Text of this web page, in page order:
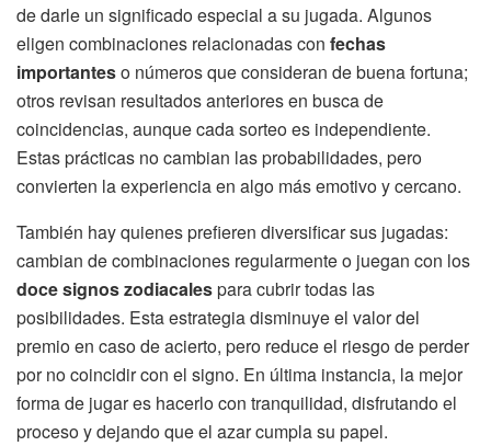
de darle un significado especial a su jugada. Algunos
eligen combinaciones relacionadas con fechas
importanteso números que consideran de buena fortuna;
otros revisan resultados anteriores en busca de
coincidencias, aunque cada sorteo es independiente.
Estas prácticas no cambian las probabilidades, pero
convierten la experiencia en algo más emotivo y cercano.
También hay quienes prefieren diversificar sus jugadas:
cambian de combinaciones regularmente o juegan con los
doce signos zodiacalespara cubrir todas las
posibilidades. Esta estrategia disminuye el valor del
premio en caso de acierto, pero reduce el riesgo de perder
por no coincidir con el signo. En última instancia, la mejor
forma de jugar es hacerlo con tranquilidad, disfrutando el
proceso y dejando que el azar cumpla su papel.